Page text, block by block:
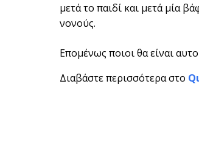
μετά το παιδί και μετά μία
νονούς.
Επομένως ποιοι θα είναι
Διαβάστε περισσότερα στο